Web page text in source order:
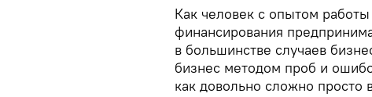
Как человек с опытом
финансирования
в большинстве случаев
бизнес методом проб и
как довольно сложно просто